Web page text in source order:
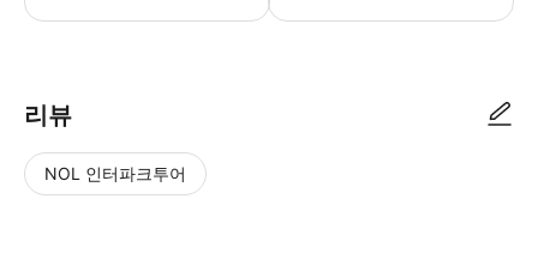
리뷰
NOL 인터파크투어